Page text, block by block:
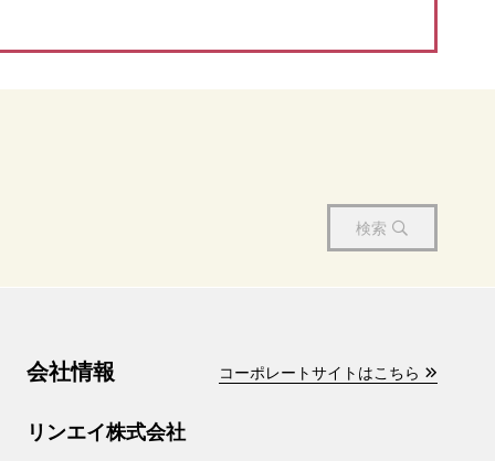
検索
会社情報 コーポレートサイトはこちら
リンエイ株式会社